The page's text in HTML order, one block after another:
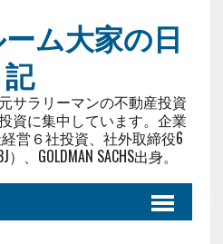
ム大家の日
記
サラリーマンの不動産投資
資に集中しています。企業
営６社投資、社外取締役6
GOLDMAN SACHS出身。